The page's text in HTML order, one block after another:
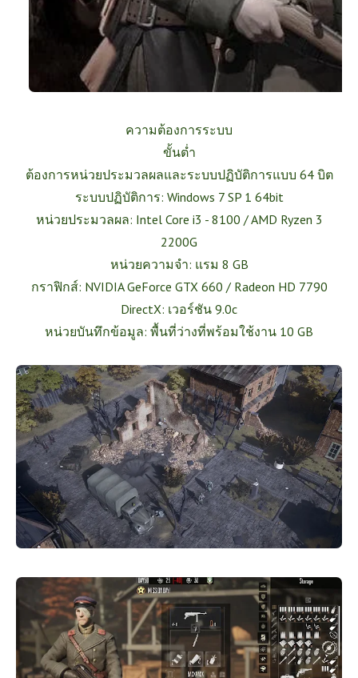
ความต้องการระบบ
ขั้นต่ำ
ต้องการหน่วยประมวลผลและระบบปฏิบัติการแบบ 64 บิต
ระบบปฏิบัติการ: Windows 7 SP 1 64bit
หน่วยประมวลผล: Intel Core i3 - 8100 / AMD Ryzen 3
2200G
หน่วยความจำ: แรม 8 GB
กราฟิกส์: NVIDIA GeForce GTX 660 / Radeon HD 7790
DirectX: เวอร์ชัน 9.0c
หน่วยบันทึกข้อมูล: พื้นที่ว่างที่พร้อมใช้งาน 10 GB